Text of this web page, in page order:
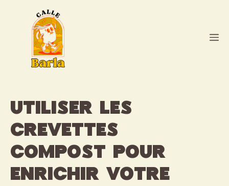
Utiliser les
crevettes
compost pour
enrichir votre